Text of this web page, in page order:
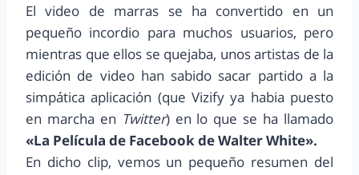
El video de marras se ha convertido en un
pequeño incordio para muchos usuarios, pero
mientras que ellos se quejaba, unos artistas de la
edición de video han sabido sacar partido a la
simpática aplicación (que Vizify ya habia puesto
en marcha en Twitter) en lo que se ha llamado
«La Película de Facebook de Walter White».
En dicho clip, vemos un pequeño resumen del